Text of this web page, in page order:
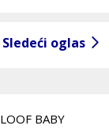
Sledeći oglas
LOOF BABY